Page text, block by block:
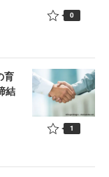
0
育
結
1